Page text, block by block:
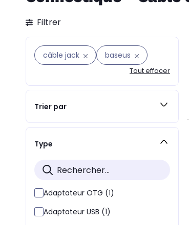
Filtrer
câble jack baseus
Tout effacer
Trier par
Type
Adaptateur OTG (1)
Adaptateur USB (1)